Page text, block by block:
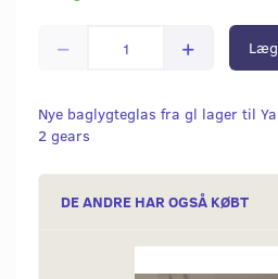
Nye baglygteglas fra gl lager til
2 gears
DE ANDRE HAR OGSÅ KØBT